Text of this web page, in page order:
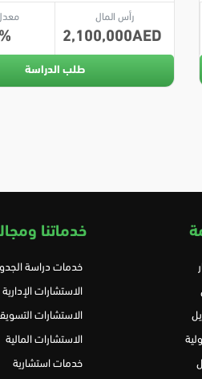
رأس المال
2,100,000
طلب الدراسة
خدماتنا
خدمات دراسة
الاستشارات الإدارية
الاستشارات
الاستشارات المالية
خدمات استشارية